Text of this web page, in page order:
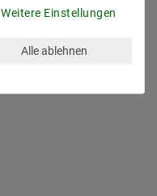
Weitere Einstellungen
Alle ablehnen